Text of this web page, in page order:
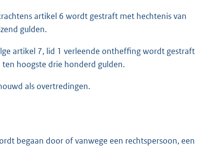
artikel 6 wordt gestraft met hechtenis van
gulden.
artikel 7, lid 1 verleende ontheffing wordt gestraft
hoogste drie honderd gulden.
als overtredingen.
begaan door of vanwege een rechtspersoon, een